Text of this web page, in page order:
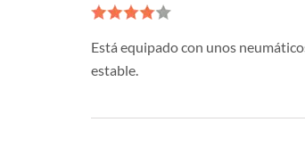
Está equipado con unos
estable.